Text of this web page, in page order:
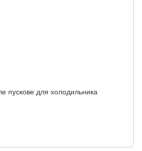
пускове для холодильника